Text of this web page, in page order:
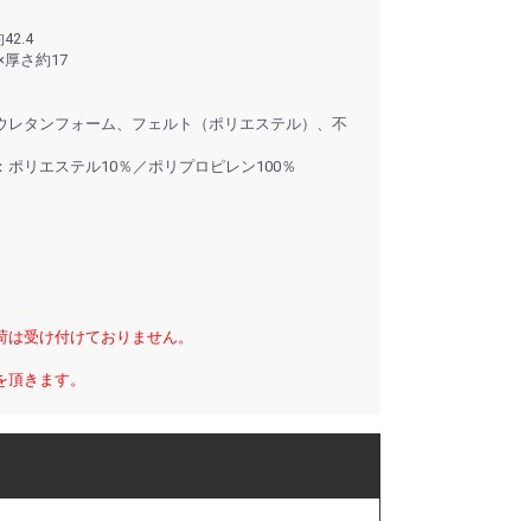
42.4
厚さ約17
タンフォーム、フェルト（ポリエステル）、不
リエステル10％／ポリプロピレン100％
は受け付けておりません。
きます。